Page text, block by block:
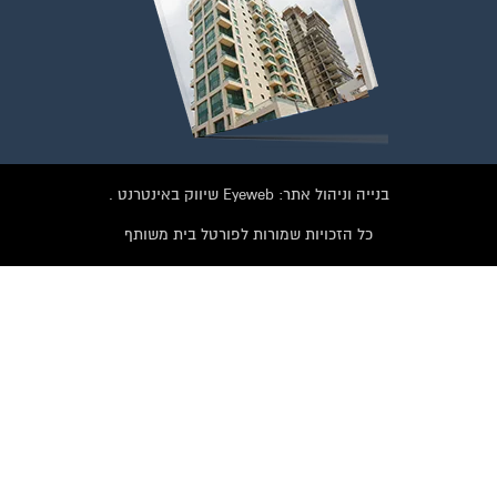
בנייה וניהול אתר: Eyeweb שיווק באינטרנט .
כל הזכויות שמורות לפורטל בית משותף